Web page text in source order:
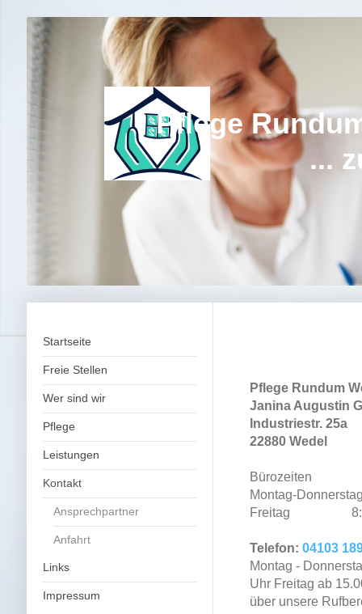
Pflege Rundum
...
Startseite
Freie Stellen
Wer sind wir
Pflege
Leistungen
Kontakt
Ansprechpartner
Anfahrt
Links
Impressum
Pflege Rundum
Janina Augustin
Industriestr. 25a
22880 Wedel
Bürozeiten
Montag-
Freitag 8:00
Telefon: 04103
Montag -
Uhr Freitag ab
über unsere